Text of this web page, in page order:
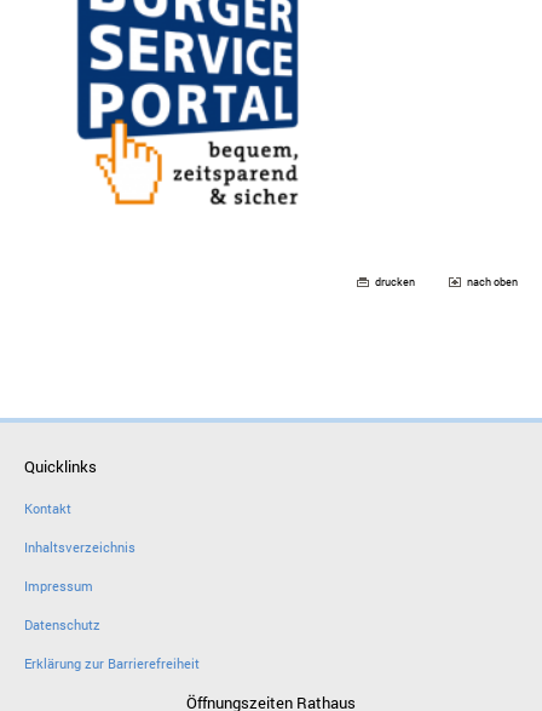
drucken nach oben
Quicklinks
Kontakt
Inhaltsverzeichnis
Impressum
Datenschutz
Erklärung zur Barrierefreiheit
Öffnungszeiten Rathaus